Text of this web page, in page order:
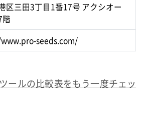
区三田3丁目1番17号 アクシオー
階
seeds.com/
ールの比較表をもう一度チェッ